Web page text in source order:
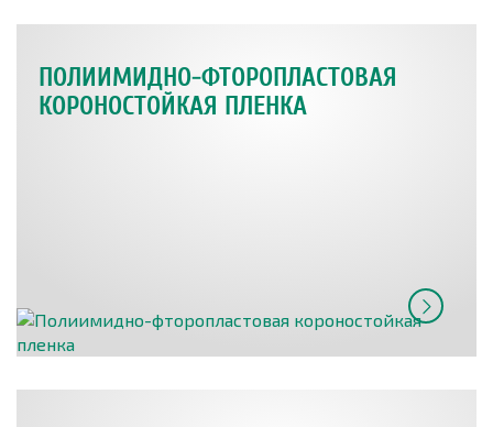
ПОЛИИМИДНО-ФТОРОПЛАСТОВАЯ
КОРОНОСТОЙКАЯ ПЛЕНКА